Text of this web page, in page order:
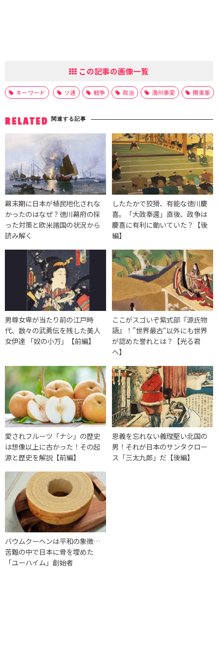
この記事の画像一覧
キーワード ソ連 戦争 政治 満州事変 関東軍
RELATED 関連する記事
幕末期に日本が植民地化されな
かったのはなぜ？徳川幕府の採
った対策と欧米諸国の状況から
読み解く
したたかで狡猾、有能な徳川慶
喜。「大政奉還」直後、政争は
慶喜に有利に動いていた？【後
編】
男尊女卑が当たり前の江戸時
代、数々の武勇伝を残した美人
女伊達 「奴の小万」【前編】
ここがスゴいぞ紫式部『源氏物
語』！”世界最古“以外にも世界
が認めた誉れとは？【光る君
へ】
愛されフルーツ「ナシ」の歴史
は想像以上に古かった！その起
源と歴史を解説【前編】
恩義を忘れない義理堅い北国の
男！それが日本のサンタクロー
ス「三太九郎」だ【後編】
バウムクーヘンは平和の象徴…
苦難の中で日本に骨を埋めた
「ユーハイム」創始者